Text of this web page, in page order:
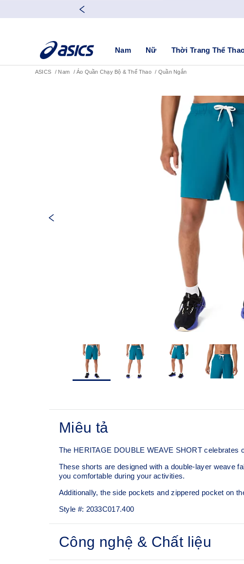
Nam Nữ Thời Trang Thể
ASICS Nam Áo Quần Chạy Bộ & Thể Thao Quần Ngắn
Miêu tả
The HERITAGE DOUBLE WEAVE SHORT
These shorts are designed with a double-layer weave
you comfortable during your activities.
Additionally, the side pockets and zippered pocket on
Style #: 2033C017.400
Công nghệ & Chất liệu